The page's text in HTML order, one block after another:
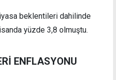
beklentileri dahilinde
yüzde 3,8 olmuştu.
ENFLASYONU